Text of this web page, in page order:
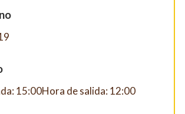
15:00Hora de salida: 12:00